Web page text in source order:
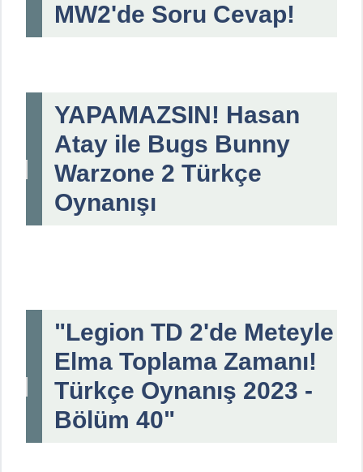
MW2'de Soru Cevap!
YAPAMAZSIN! Hasan
Atay ile Bugs Bunny
Warzone 2 Türkçe
Oynanışı
"Legion TD 2'de Meteyle
Elma Toplama Zamanı!
Türkçe Oynanış 2023 -
Bölüm 40"